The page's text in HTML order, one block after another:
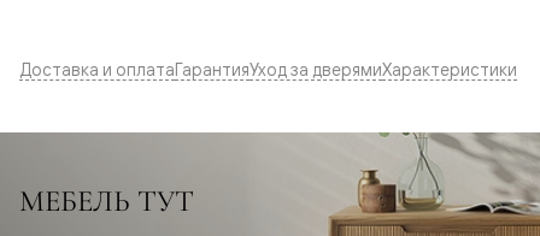
Доставка и оплатаГарантияУход за дверямиХарактеристики
МЕБЕЛЬ ТУТ